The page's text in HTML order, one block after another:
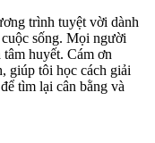
trình tuyệt vời dành
sống. Mọi người
huyết. Cám ơn
giúp tôi học cách giải
tìm lại cân bằng và